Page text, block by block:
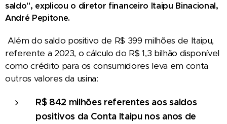
saldo", explicou o diretor financeiro Itaipu Binacional,
André Pepitone.
Além do saldo positivo de R$ 399 milhões de Itaipu,
referente a 2023, o cálculo do R$ 1,3 bilhão disponível
como crédito para os consumidores leva em conta
outros valores da usina:
R$ 842 milhões referentes aos saldos
positivos da Conta Itaipu nos anos de